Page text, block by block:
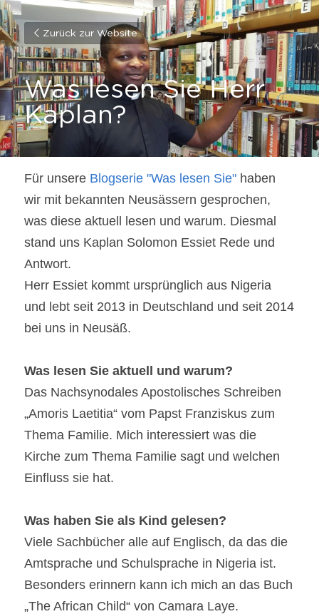
Zurück zur Website
Was lesen Sie Herr
Kaplan?
Für unsere Blogserie "Was lesen Sie" haben
wir mit bekannten Neusässern gesprochen,
was diese aktuell lesen und warum. Diesmal
stand uns Kaplan Solomon Essiet Rede und
Antwort.
Herr Essiet kommt ursprünglich aus Nigeria
und lebt seit 2013 in Deutschland und seit 2014
bei uns in Neusäß.
Was lesen Sie aktuell und warum?
Das Nachsynodales Apostolisches Schreiben
„Amoris Laetitia“ vom Papst Franziskus zum
Thema Familie. Mich interessiert was die
Kirche zum Thema Familie sagt und welchen
Einfluss sie hat.
Was haben Sie als Kind gelesen?
Viele Sachbücher alle auf Englisch, da das die
Amtsprache und Schulsprache in Nigeria ist.
Besonders erinnern kann ich mich an das Buch
„The African Child“ von Camara Laye.